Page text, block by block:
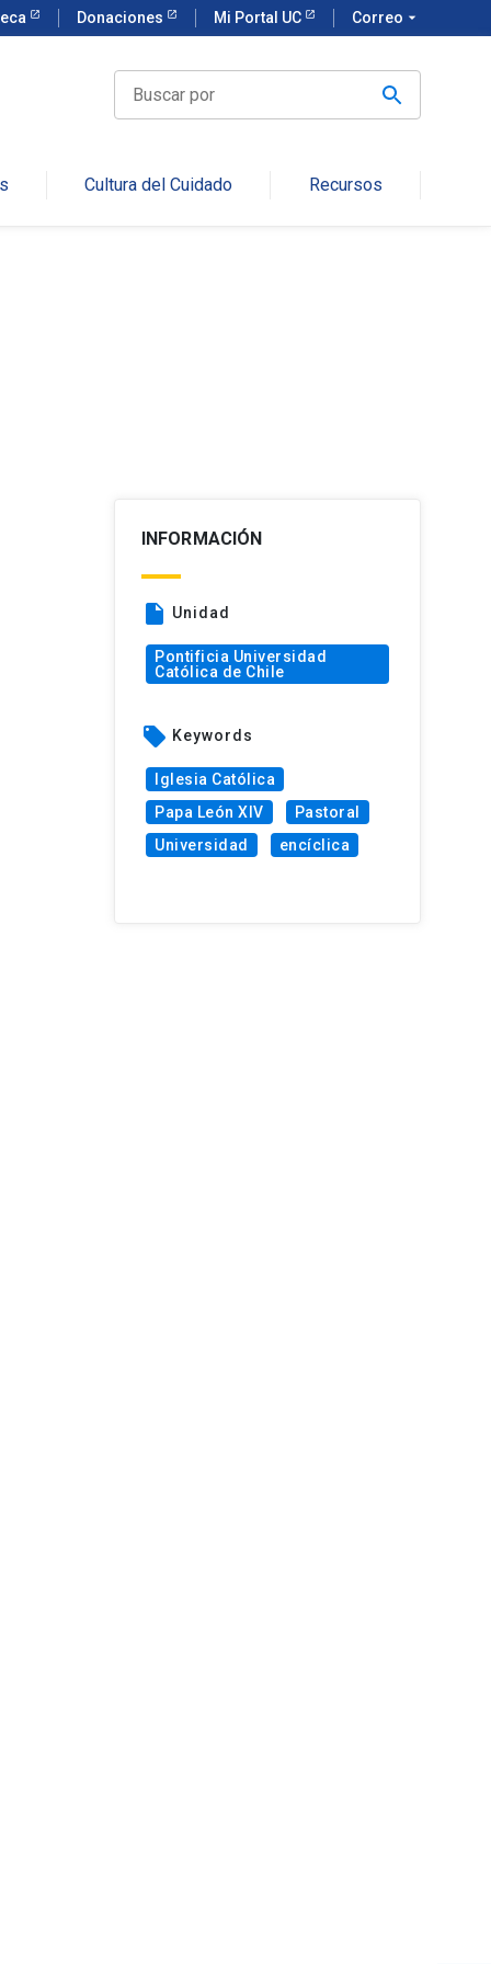
Donaciones Mi Portal UC Correo arrow_drop_down
por
Cultura del Cuidado Recursos
INFORMACIÓN
insert_drive_file Unidad
Pontificia Universidad
Católica de Chile
local_offer Keywords
Iglesia Católica
Papa León XIV
Pastoral
Universidad
encíclica